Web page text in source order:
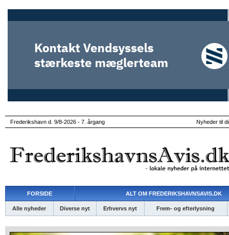
Frederikshavn d. 9/8-2026 - 7. årgang Nyheder til
FORSIDE ALT OM FREDERIKSHAVNSAVIS.DK
Alle nyheder Diverse nyt Erhvervs nyt Frem- og efterlysning